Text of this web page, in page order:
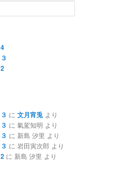
に文月宵兎 より
に氣駕知明 より
に 新島 汐里 より
に岩田寅次郎 より
に 新島 汐里 より